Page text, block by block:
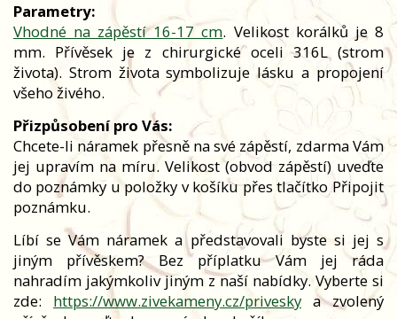
Parametry:
Vhodné na zápěstí 16-17 cm. Velikost korálků je 8
mm. Přívěsek je z chirurgické oceli 316L (strom
života). Strom života symbolizuje lásku a propojení
všeho živého.
Přizpůsobení pro Vás:
Chcete-li náramek přesně na své zápěstí, zdarma Vám
jej upravím na míru. Velikost (obvod zápěstí) uveďte
do poznámky u položky v košíku přes tlačítko Připojit
poznámku.
Líbí se Vám náramek a představovali byste si jej s
jiným přívěskem? Bez příplatku Vám jej ráda
nahradím jakýmkoliv jiným z naší nabídky. Vyberte si
zde: https://www.zivekameny.cz/priveskya zvolený